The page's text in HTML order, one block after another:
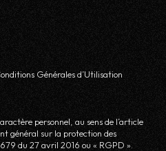
Générales d’Utilisation
personnel, au sens de l’article
général sur la protection des
du 27 avril 2016 ou « RGPD ».